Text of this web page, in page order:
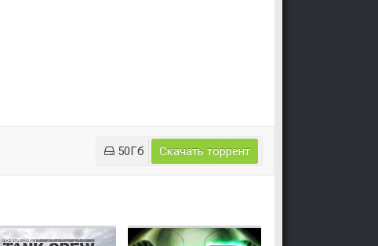
50Гб Скачать торрент